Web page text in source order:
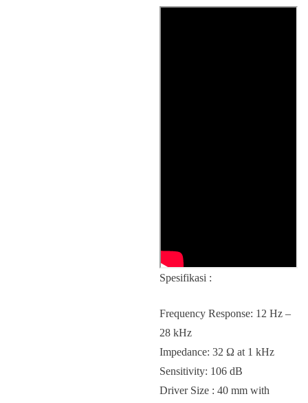
Spesifikasi :
Frequency Response: 12 Hz –
28 kHz
Impedance: 32 Ω at 1 kHz
Sensitivity: 106 dB
Driver Size : 40 mm with